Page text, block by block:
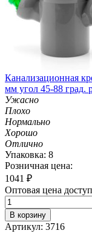
Канализационная
мм угол 45-88 град.
Ужасно
Плохо
Нормально
Хорошо
Отлично
Упаковка: 8
Розничная цена:
1041 ₽
Оптовая цена
В корзину
Артикул: 3716